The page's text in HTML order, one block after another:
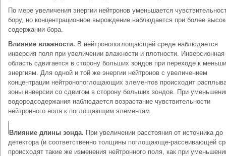
По мере увеличения энергии нейтронов уменьшается
бору, но концентрационное вырождение наблюдается при более
содержании бора.
Влияние влажности. В нейтронопоглощающей среде наблюдается
инверсия поля при увеличении влажности и плотности. Инверсионная
область сдвигается в сторону больших зондов при переходе к
энергиям. Для одной и той же энергии нейтронов с увеличением
концентрации нейтронопоглощающих элементов происходит
зоны инверсии со сдвигом в сторону больших зондов. При
водородсодержания наблюдается возрастание чувствительности
нейтронного ноля к поглощающим элементам.
Влияние длины зонда. При увеличении расстояния от источника до
детектора (и соответственно толщины поглощающе-рассеивающей
происходят такие же изменения нейтронного поля, как при